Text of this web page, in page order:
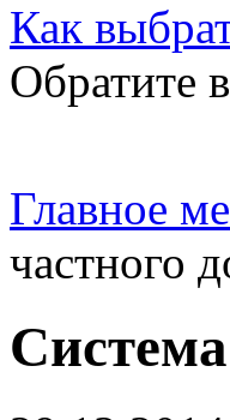
Как
Обратите
Главное
частного